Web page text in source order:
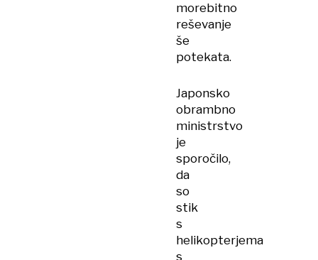
morebitno
reševanje
še
potekata.
Japonsko
obrambno
ministrstvo
je
sporočilo,
da
so
stik
s
helikopterjema
s